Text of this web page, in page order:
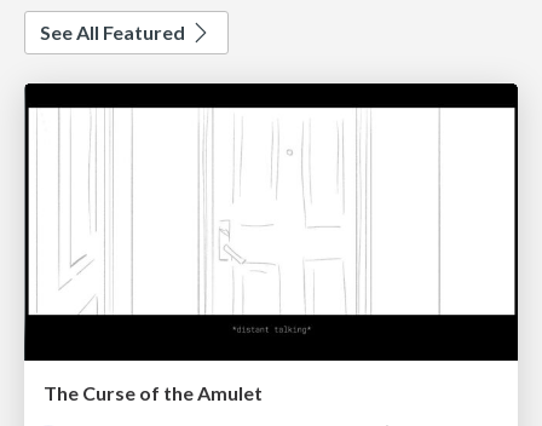
See All Featured
The Curse of the Amulet